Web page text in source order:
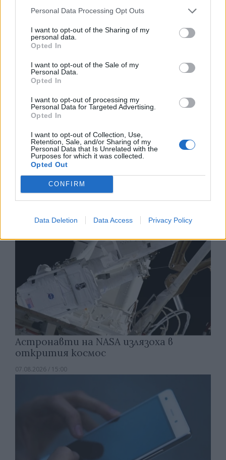
Personal Data Processing Opt Outs
I want to opt-out of the Sharing of my
personal data.
Opted In
I want to opt-out of the Sale of my
Personal Data.
Opted In
I want to opt-out of processing my
Personal Data for Targeted Advertising.
Opted In
I want to opt-out of Collection, Use,
Retention, Sale, and/or Sharing of my
Personal Data that Is Unrelated with the
Purposes for which it was collected.
Opted Out
CONFIRM
Data Deletion Data Access Privacy Policy
Изкуствен интелект за първи път
създаде нови жизнеспособни вируси
07.08.2026 / 15:30
Астронавти на NASA излязоха в
открития космос
07.08.2026 / 15:00